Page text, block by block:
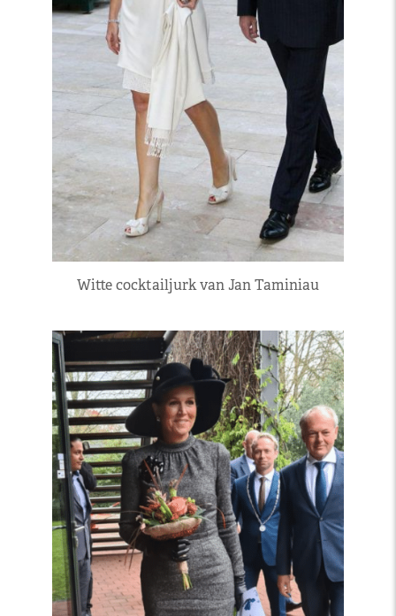
Witte cocktailjurk van Jan Taminiau